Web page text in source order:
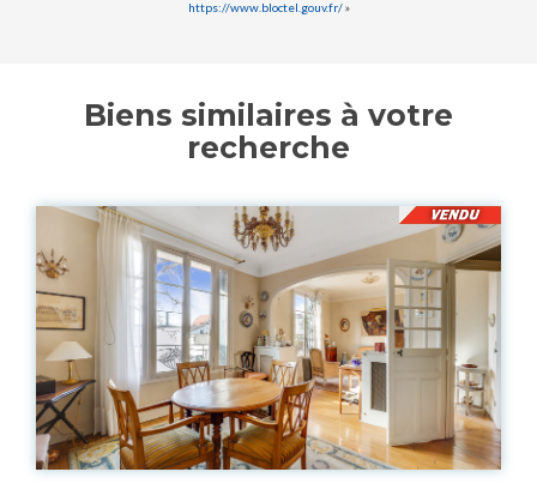
https://www.bloctel.gouv.fr/»
Biens similaires à votre
recherche